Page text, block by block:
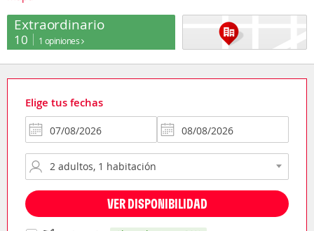
Extraordinario
10 1 opiniones
Elige tus fechas
VER DISPONIBILIDAD